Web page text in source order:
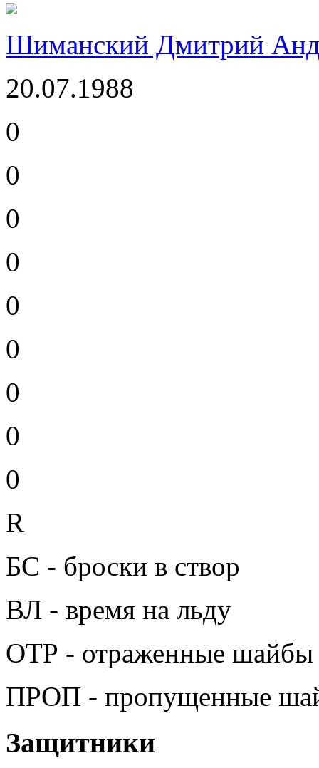
Шиманский Дмитрий
20.07.1988
0
0
0
0
0
0
0
0
0
R
БС - броски в створ
ВЛ - время на льду
ОТР - отраженные шайбы
ПРОП - пропущенные
Защитники